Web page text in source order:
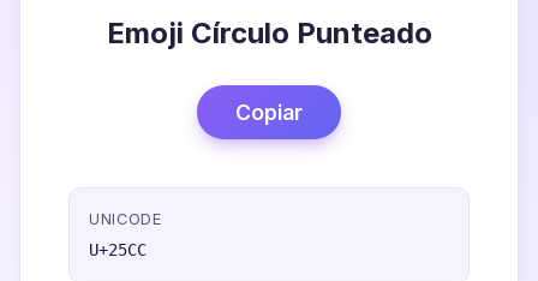
Emoji Círculo Punteado
Copiar
UNICODE
U+25CC